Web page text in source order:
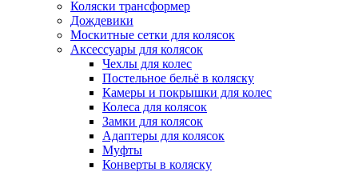
Коляски трансформер
Дождевики
Москитные сетки для колясок
Аксессуары для колясок
Чехлы для колес
Постельное бельё в коляску
Камеры и покрышки для колес
Колеса для колясок
Замки для колясок
Адаптеры для колясок
Муфты
Конверты в коляску